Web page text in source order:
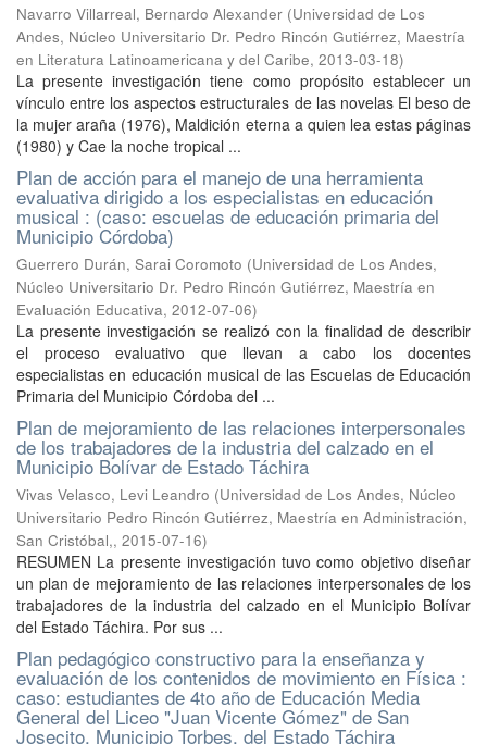
Navarro Villarreal, Bernardo Alexander (Universidad de Los
Andes, Núcleo Universitario Dr. Pedro Rincón Gutiérrez, Maestría
en Literatura Latinoamericana y del Caribe, 2013-03-18)
La presente investigación tiene como propósito establecer un
vínculo entre los aspectos estructurales de las novelas El beso de
la mujer araña (1976), Maldición eterna a quien lea estas páginas
(1980) y Cae la noche tropical ...
Plan de acción para el manejo de una herramienta
evaluativa dirigido a los especialistas en educación
musical : (caso: escuelas de educación primaria del
Municipio Córdoba)
Guerrero Durán, Sarai Coromoto (Universidad de Los Andes,
Núcleo Universitario Dr. Pedro Rincón Gutiérrez, Maestría en
Evaluación Educativa, 2012-07-06)
La presente investigación se realizó con la finalidad de describir
el proceso evaluativo que llevan a cabo los docentes
especialistas en educación musical de las Escuelas de Educación
Primaria del Municipio Córdoba del ...
Plan de mejoramiento de las relaciones interpersonales
de los trabajadores de la industria del calzado en el
Municipio Bolívar de Estado Táchira
Vivas Velasco, Levi Leandro (Universidad de Los Andes, Núcleo
Universitario Pedro Rincón Gutiérrez, Maestría en Administración,
San Cristóbal,, 2015-07-16)
RESUMEN La presente investigación tuvo como objetivo diseñar
un plan de mejoramiento de las relaciones interpersonales de los
trabajadores de la industria del calzado en el Municipio Bolívar
del Estado Táchira. Por sus ...
Plan pedagógico constructivo para la enseñanza y
evaluación de los contenidos de movimiento en Física :
caso: estudiantes de 4to año de Educación Media
General del Liceo "Juan Vicente Gómez" de San
Josecito, Municipio Torbes, del Estado Táchira